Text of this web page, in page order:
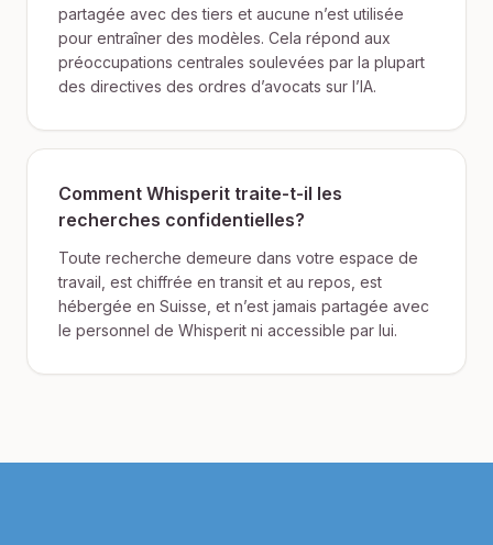
partagée avec des tiers et aucune n’est utilisée
pour entraîner des modèles. Cela répond aux
préoccupations centrales soulevées par la plupart
des directives des ordres d’avocats sur l’IA.
Comment Whisperit traite-t-il les
recherches confidentielles?
Toute recherche demeure dans votre espace de
travail, est chiffrée en transit et au repos, est
hébergée en Suisse, et n’est jamais partagée avec
le personnel de Whisperit ni accessible par lui.